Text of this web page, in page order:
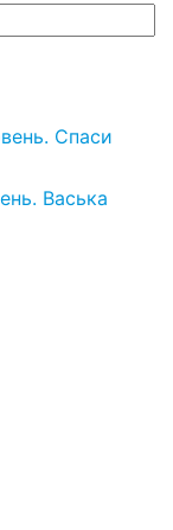
Спаси
Васька